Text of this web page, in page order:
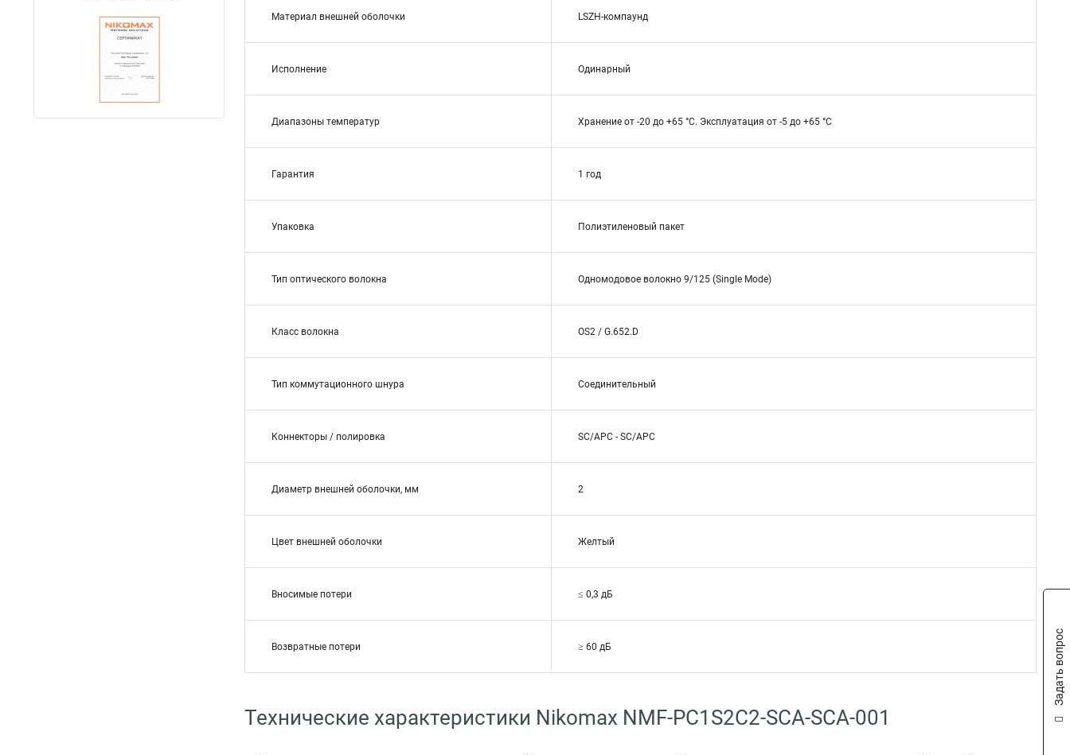
Материал внешней оболочки LSZH-компаунд
Исполнение Одинарный
Диапазоны температур Хранение от -20 до +65 °C. Эксплуатация от -5 до +65 °C
Гарантия 1 год
Упаковка Полиэтиленовый пакет
Тип оптического волокна Одномодовое волокно 9/125 (Single Mode)
Класс волокна OS2 / G.652.D
Тип коммутационного шнура Соединительный
Коннекторы / полировка SC/APC - SC/APC
Диаметр внешней оболочки, мм 2
Цвет внешней оболочки Желтый
Вносимые потери ≤ 0,3 дБ
Возвратные потери ≥ 60 дБ
Технические характеристики Nikomax NMF-PC1S2C2-SCA-SCA-001
Задать вопрос